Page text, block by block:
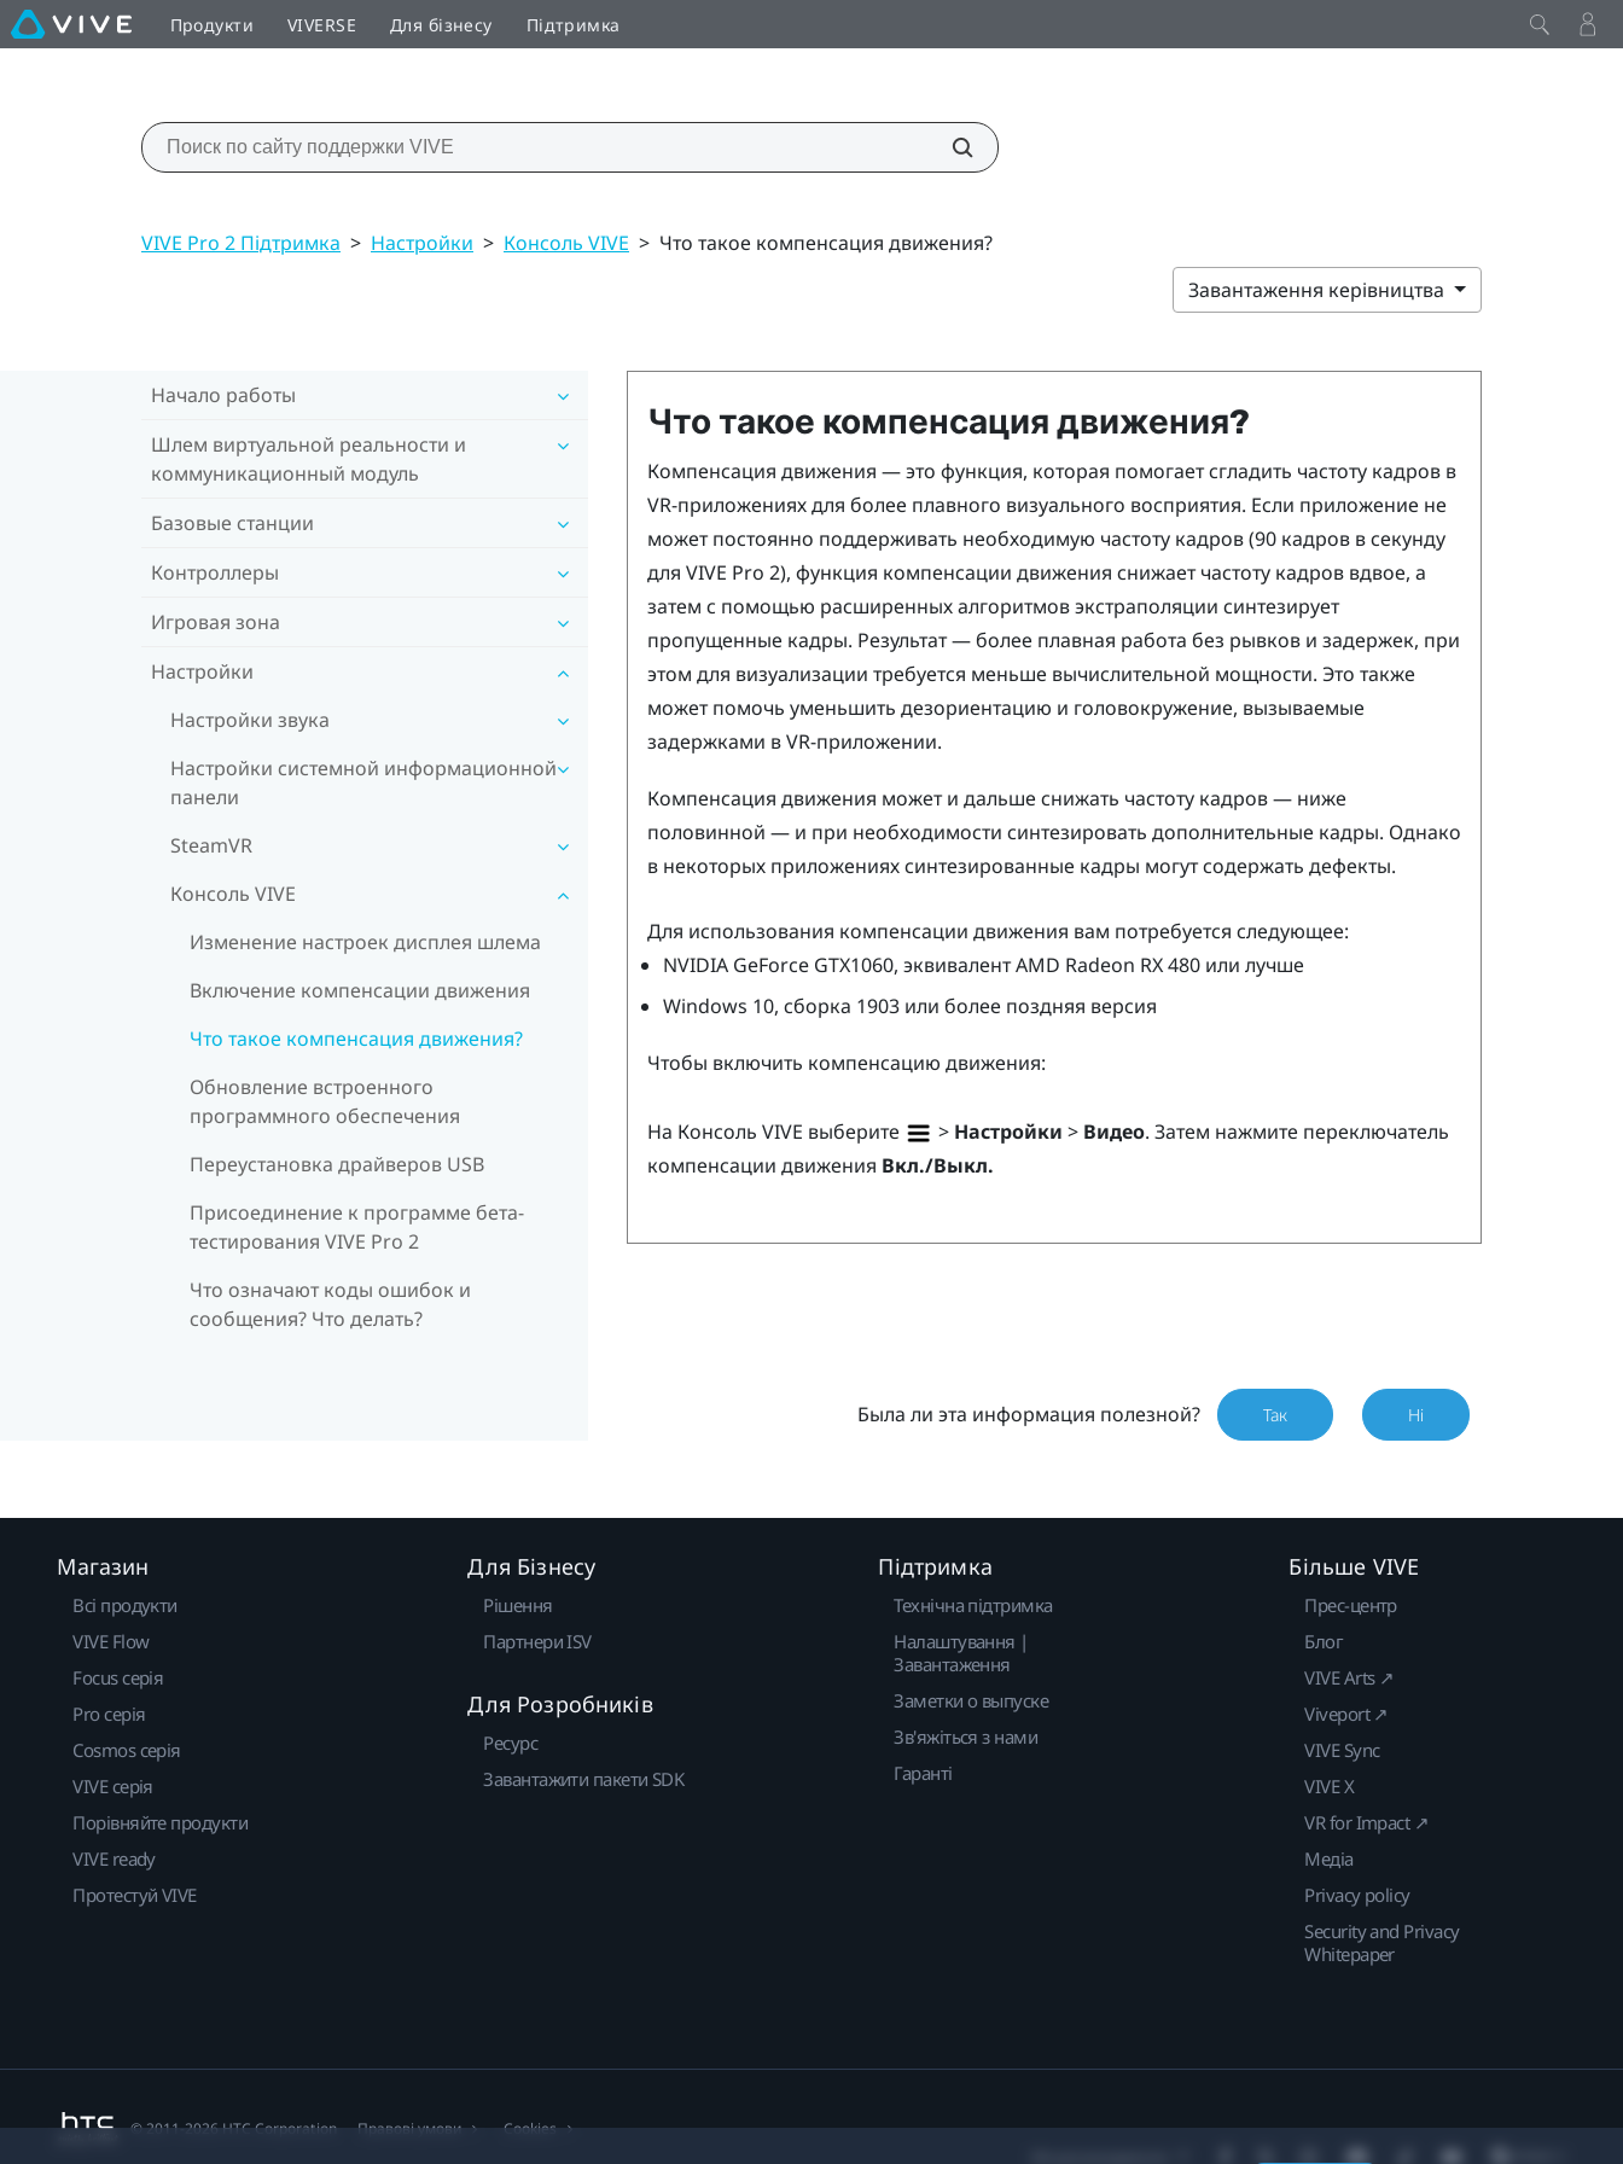
Продукти VIVERSE Для бізнесу Підтримка
VIVE Pro 2 Підтримка > Настройки > Консоль VIVE > Что такое компенсация движения?
Завантаження керівництва
Начало работы
Шлем виртуальной реальности и
коммуникационный модуль
Базовые станции
Контроллеры
Игровая зона
Настройки
Настройки звука
Настройки системной информационной
панели
SteamVR
Консоль VIVE
Изменение настроек дисплея шлема
Включение компенсации движения
Что такое компенсация движения?
Обновление встроенного
программного обеспечения
Переустановка драйверов USB
Присоединение к программе бета-
тестирования VIVE Pro 2
Что означают коды ошибок и
сообщения? Что делать?
Что такое компенсация движения?
Компенсация движения — это функция, которая помогает сгладить частоту кадров в
VR-приложениях для более плавного визуального восприятия. Если приложение не
может постоянно поддерживать необходимую частоту кадров (90 кадров в секунду
для VIVE Pro 2), функция компенсации движения снижает частоту кадров вдвое, а
затем с помощью расширенных алгоритмов экстраполяции синтезирует
пропущенные кадры. Результат — более плавная работа без рывков и задержек, при
этом для визуализации требуется меньше вычислительной мощности. Это также
может помочь уменьшить дезориентацию и головокружение, вызываемые
задержками в VR-приложении.
Компенсация движения может и дальше снижать частоту кадров — ниже
половинной — и при необходимости синтезировать дополнительные кадры. Однако
в некоторых приложениях синтезированные кадры могут содержать дефекты.
Для использования компенсации движения вам потребуется следующее:
NVIDIA GeForceGTX1060, эквивалентAMD Radeon RX 480 или лучше
Windows 10, сборка 1903 или более поздняя версия
Чтобы включить компенсацию движения:
На Консоль VIVE выберите > Настройки > Видео. Затем нажмите переключатель
компенсации движения Вкл./Выкл.
Была ли эта информация полезной? Так Ні
Магазин
Всі продукти
VIVE Flow
Focus серія
Pro серія
Cosmos серія
VIVE серія
Порівняйте продукти
VIVE ready
Протестуй VIVE
Для Бізнесу
Рішення
Партнери ISV
Для Розробників
Ресурс
Завантажити пакети SDK
Підтримка
Технічна підтримка
Налаштування |
Завантаження
Заметки о выпуске
Зв'яжіться з нами
Гаранті
Більше VIVE
Прес-центр
Блог
VIVE Arts ↗
Viveport ↗
VIVE Sync
VIVE X
VR for Impact ↗
Медіа
Privacy policy
Security and Privacy
Whitepaper
© 2011-2026 HTC Corporation Правові умови Cookies